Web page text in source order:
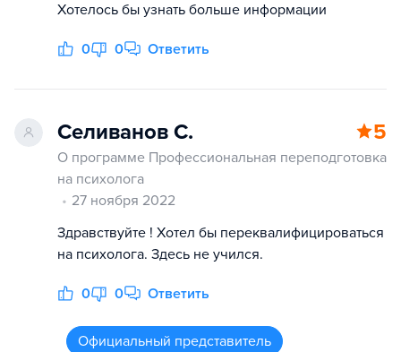
Хотелось бы узнать больше информации
0 0 Ответить
Селиванов С. 5
О программе Профессиональная переподготовка
на психолога
27 ноября 2022
Здравствуйте ! Хотел бы переквалифицироваться
на психолога. Здесь не учился.
0 0 Ответить
Официальный представитель